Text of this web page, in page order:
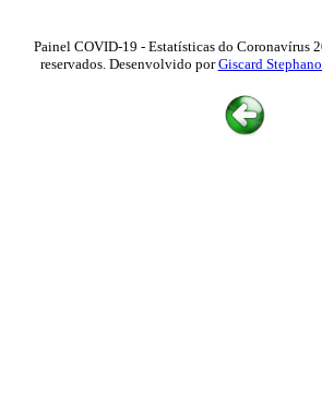
Painel COVID-19 - Estatísticas do Coronavírus
reservados. Desenvolvido porGiscard